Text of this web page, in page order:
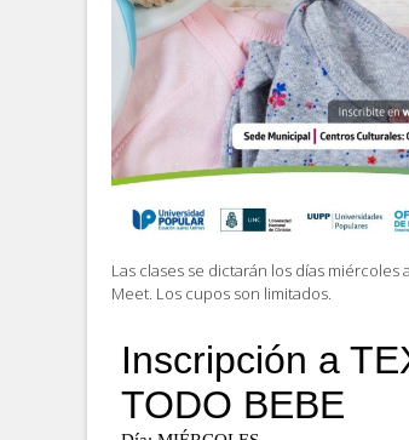
Las clases se dictarán los días miércoles
Meet. Los cupos son limitados.